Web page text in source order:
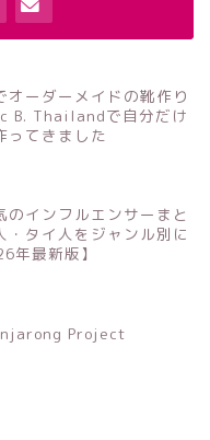
オーダーメイドの靴作り
B. Thailandで自分だけ
ってきました
のインフルエンサーまと
・タイ人をジャンル別に
年最新版】
Project